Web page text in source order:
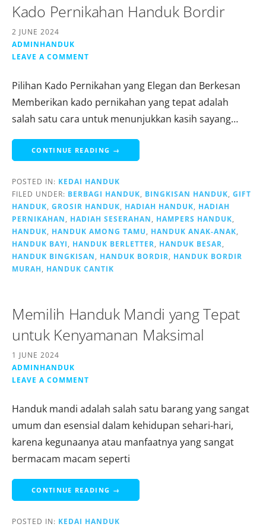
Kado Pernikahan Handuk Bordir
2 JUNE 2024
ADMINHANDUK
LEAVE A COMMENT
Pilihan Kado Pernikahan yang Elegan dan Berkesan
Memberikan kado pernikahan yang tepat adalah
salah satu cara untuk menunjukkan kasih sayang…
CONTINUE READING →
POSTED IN: KEDAI HANDUK
FILED UNDER: BERBAGI HANDUK BINGKISAN HANDUK GIFT
HANDUK GROSIR HANDUK HADIAH HANDUK
HADIAH
PERNIKAHAN
HADIAH SESERAHAN HAMPERS HANDUK
HANDUK
HANDUK AMONG TAMU HANDUK ANAK-ANAK
HANDUK BAYI
HANDUK BERLETTER HANDUK BESAR
HANDUK BINGKISAN
HANDUK BORDIR
HANDUK BORDIR
MURAH
HANDUK CANTIK
Memilih Handuk Mandi yang Tepat
untuk Kenyamanan Maksimal
1 JUNE 2024
ADMINHANDUK
LEAVE A COMMENT
Handuk mandi adalah salah satu barang yang sangat
umum dan esensial dalam kehidupan sehari-hari,
karena kegunaanya atau manfaatnya yang sangat
bermacam macam seperti
CONTINUE READING →
POSTED IN: KEDAI HANDUK